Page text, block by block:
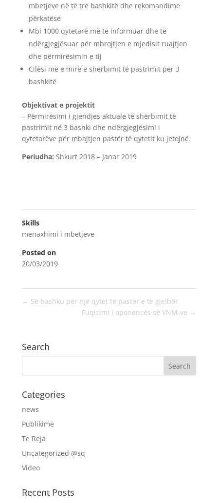
mbetjeve në të tre bashkitë dhe rekomandime
përkatëse
Mbi 1000 qytetarë më të informuar dhe të
ndërgjegjësuar për mbrojtjen e mjedisit ruajtjen
dhe përmirësimin e tij
Cilësi më e mirë e shërbimit të pastrimit për 3
bashkitë
Objektivat e projektit
– Përmirësimi i gjendjes aktuale të shërbimit të
pastrimit në 3 bashki dhe ndërgjegjësimi i
qytetarëve për mbajtjen pastër të qytetit ku jetojnë.
Periudha: Shkurt 2018 – Janar 2019
Skills
menaxhimi i mbetjeve
Posted on
20/03/2019
← Së bashku për një qytet të pastër e të gjelbër
Fuqizimi i oponencës së VNM-ve →
Search
Categories
news
Publikime
Te Reja
Uncategorized @sq
Video
Recent Posts